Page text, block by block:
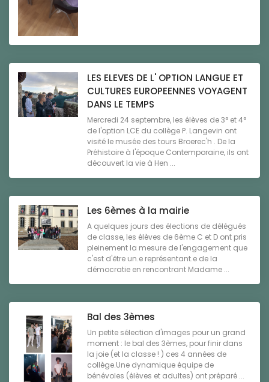
LES ELEVES DE L' OPTION LANGUE ET
CULTURES EUROPEENNES VOYAGENT
DANS LE TEMPS
Mercredi 24 septembre, les élèves de 3° et 4°
de l'option LCE du collège P. Langevin ont
visité le musée des tours Broerec'h . De la
Préhistoire à l'époque Contemporaine, ils ont
découvert la vie à Hen ...
Les 6èmes à la mairie
A quelques jours des élections de délégués
de classe, les élèves de 6ème C et D ont pris
pleinement la mesure de l'engagement que
c'est d'être un.e représentant.e de la
démocratie en rencontrant Madame ...
Bal des 3èmes
Un petite sélection d'images pour un grand
moment : le bal des 3èmes, pour finir dans
la joie (et la classe ! ) ces 4 années de
collège.Une dynamique équipe de
bénévoles (élèves et adultes) ont préparé ...